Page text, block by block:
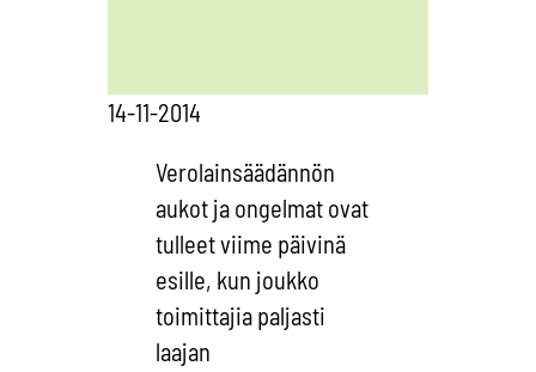
14-11-2014
Verolainsäädännön
aukot ja ongelmat ovat
tulleet viime päivinä
esille, kun joukko
toimittajia paljasti
laajan